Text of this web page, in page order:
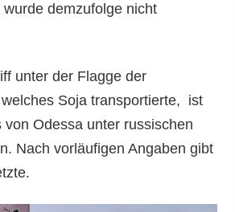
demzufolge nicht
unter der Flagge der
Soja transportierte, ist
von Odessa unter russischen
Nach vorläufigen Angaben gibt